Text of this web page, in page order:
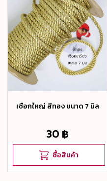
เชือกใหญ่ สีทอง ขนาด 7 มิล
30 ฿
ซื้อสินค้า